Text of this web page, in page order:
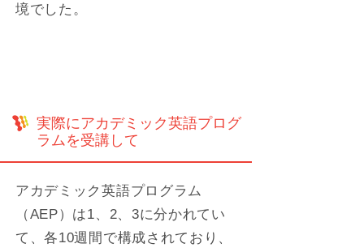
境でした。
実際にアカデミック英語プログ
ラムを受講して
アカデミック英語プログラム
（AEP）は1、2、3に分かれてい
て、各10週間で構成されており、